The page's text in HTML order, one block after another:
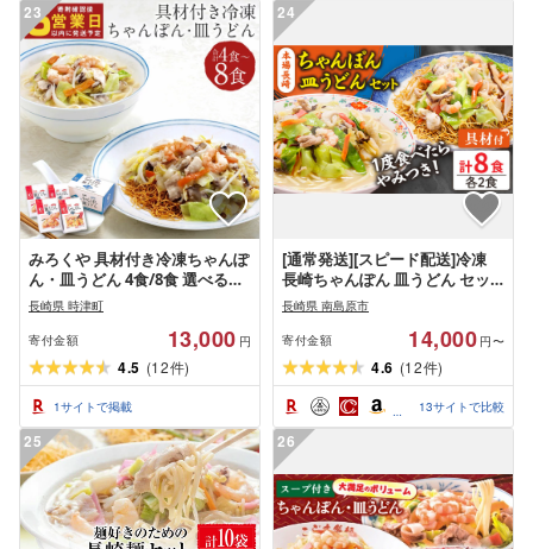
23
みろくや 具材付き冷凍ちゃんぽ
ん・皿うどん 4食/8食 選べる内
容量 2種類 セット 10000円 〜
20000円 1万円 〜 2万円 チャン
ポン 長崎名物 乾麺 ギフト 贈り
物 国産 九州産 送料無料
長崎県 時津町
寄付金額 13,000 円
4.5 (12件)
1サイトで掲載
24
[通常発送][スピード配送]冷凍
長崎ちゃんぽん 皿うどん セッ
ト 8食 (ちゃんぽん1食×4、皿う
どん1食×4) / 具入り 冷凍ちゃん
ぽん 冷凍皿うどん ちゃんぽん
チャンポン 長崎 スープ 麺 / 南
島原市 / 狩野食品
長崎県 南島原市
寄付金額 14,000 円〜
4.6 (12件)
13サイトで比較
25 26